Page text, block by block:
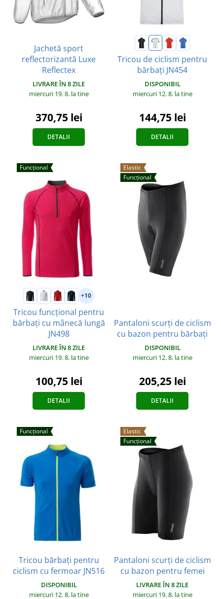
Jachetă sport
reflectorizantă Luxe
Reflectex
LIVRARE ÎN 8 ZILE
miercuri 19. 8. la tine
370,75 lei
DETALII
Tricou de ciclism pentru
bărbați JN454
DISPONIBIL
miercuri 12. 8. la tine
144,75 lei
DETALII
Funcțional
+10
Tricou funcțional pentru
bărbați cu mânecă lungă
JN498
LIVRARE ÎN 8 ZILE
miercuri 19. 8. la tine
100,75 lei
DETALII
Elastic
Funcțional
Pantaloni scurți de ciclism
cu bazon pentru bărbați
DISPONIBIL
miercuri 12. 8. la tine
205,25 lei
DETALII
Funcțional
Tricou bărbați pentru
ciclism cu fermoar JN516
DISPONIBIL
miercuri 12. 8. la tine
Elastic
Funcțional
Pantaloni scurți de ciclism
cu bazon pentru femei
LIVRARE ÎN 8 ZILE
miercuri 19. 8. la tine